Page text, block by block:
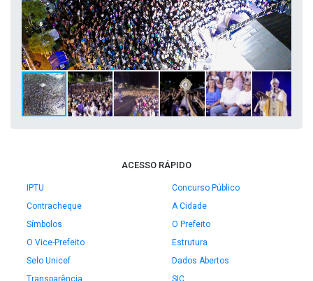
ACESSO RÁPIDO
IPTU
Concurso Público
Contracheque
A Cidade
Símbolos
O Prefeito
O Vice-Prefeito
Estrutura
Selo Unicef
Dados Abertos
Transparência
SIC